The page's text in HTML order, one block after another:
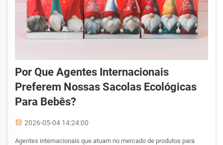
Por Que Agentes Internacionais
Preferem Nossas Sacolas Ecológicas
Para Bebês?
2026-05-04 14:24:00
Agentes internacionais que atuam no mercado de produtos para